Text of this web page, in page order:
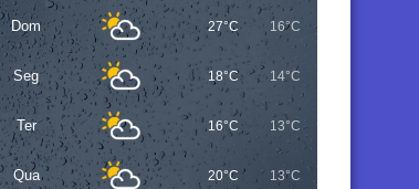
Dom 27°C 16°C
Seg 18°C 14°C
Ter 16°C 13°C
Qua 20°C 13°C